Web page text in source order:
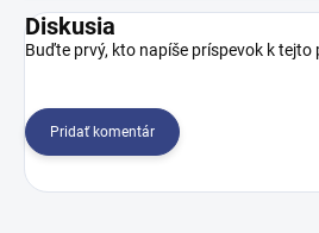
Diskusia
Buďte prvý, kto napíše príspevok k tejto
Pridať komentár